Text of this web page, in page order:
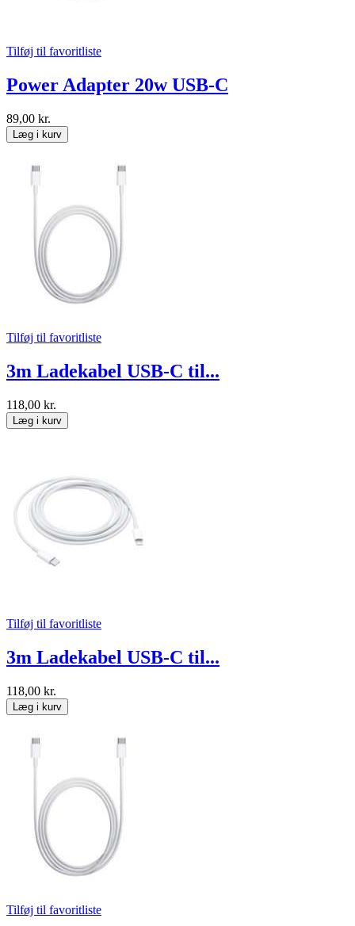
Tilføj til favoritliste
Power Adapter 20w USB-C
89,00 kr.
Læg i kurv
Tilføj til favoritliste
3m Ladekabel USB-C til...
118,00 kr.
Læg i kurv
Tilføj til favoritliste
3m Ladekabel USB-C til...
118,00 kr.
Læg i kurv
Tilføj til favoritliste